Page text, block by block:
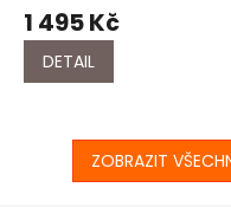
1 495 Kč
DETAIL
ZOBRAZIT